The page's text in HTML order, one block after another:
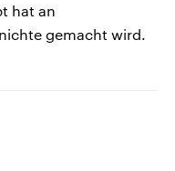
hat an
gemacht wird.